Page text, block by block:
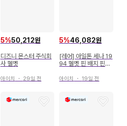
5%50,212원
디즈니 몬스터 주식회
사 헬멧
아이치 ・ 29일 전
5%46,082원
[레어] 아일톤 세나 19
94 헬멧 핀 배지 핀즈
아이치 ・ 19일 전